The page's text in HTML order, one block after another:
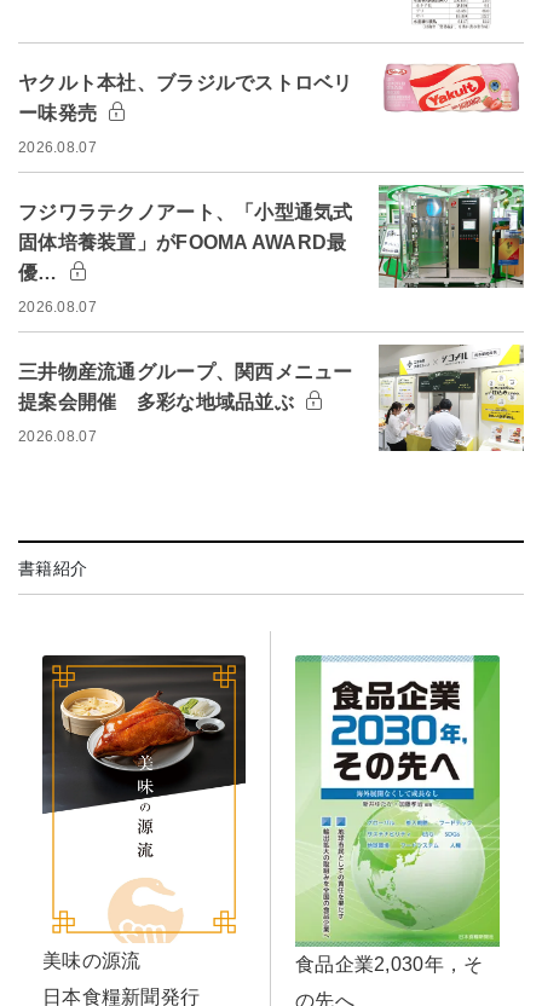
ヤクルト本社、ブラジルでストロベリ
ー味発売
2026.08.07
フジワラテクノアート、「小型通気式
固体培養装置」がFOOMA AWARD最
優…
2026.08.07
三井物産流通グループ、関西メニュー
提案会開催 多彩な地域品並ぶ
2026.08.07
書籍紹介
美味の源流
日本食糧新聞発行
食品企業2,030年，そ
の先へ